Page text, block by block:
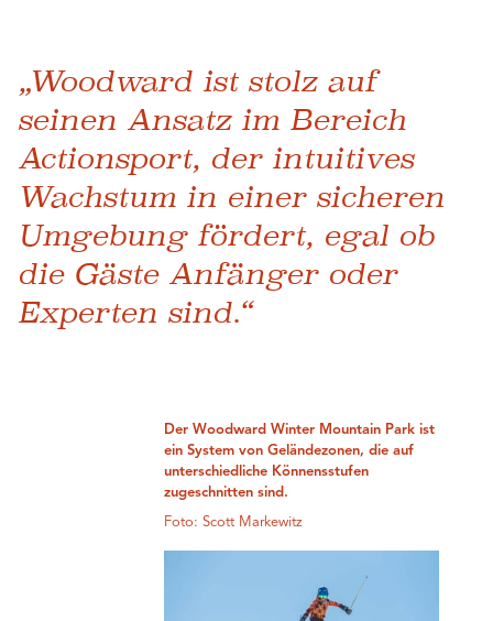
„Woodward ist stolz auf
seinen Ansatz im Bereich
Actionsport, der intuitives
Wachstum in einer sicheren
Umgebung fördert, egal ob
die Gäste Anfänger oder
Experten sind.“
Der Woodward Winter Mountain Park ist
ein System von Geländezonen, die auf
unterschiedliche Könnensstufen
zugeschnitten sind.
Foto: Scott Markewitz